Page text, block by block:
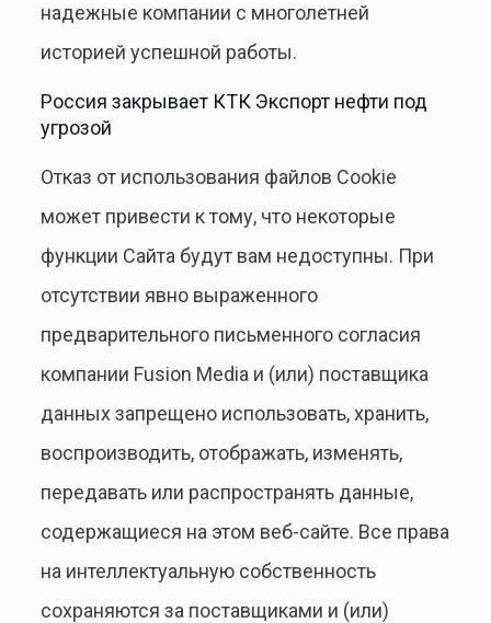
надежные компании с многолетней
историей успешной работы.
Россия закрывает КТК Экспорт нефти под
угрозой
Отказ от использования файлов Cookie
может привести к тому, что некоторые
функции Сайта будут вам недоступны. При
отсутствии явно выраженного
предварительного письменного согласия
компании Fusion Media и (или) поставщика
данных запрещено использовать, хранить,
воспроизводить, отображать, изменять,
передавать или распространять данные,
содержащиеся на этом веб-сайте. Все права
на интеллектуальную собственность
сохраняются за поставщиками и (или)